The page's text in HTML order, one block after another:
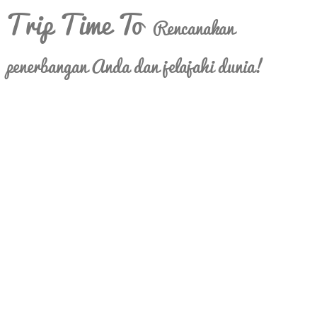
Trip Time To Rencanakan
penerbangan Anda dan jelajahi dunia!